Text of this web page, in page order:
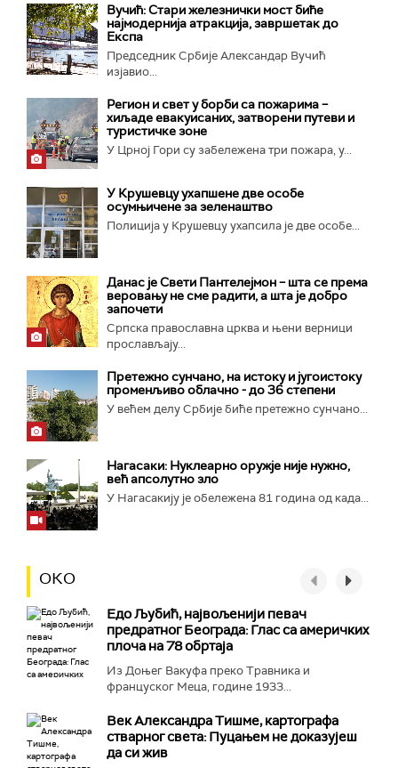
Вучић: Стари железнички мост биће
најмодернија атракција, завршетак до
Експа
Председник Србије Александар Вучић
изјавио...
Регион и свет у борби са пожарима –
хиљаде евакуисаних, затворени путеви и
туристичке зоне
У Црној Гори су забележена три пожара, у...
У Крушевцу ухапшене две особе
осумњичене за зеленаштво
Полиција у Крушевцу ухапсила је две особе...
Данас је Свети Пантелејмон – шта се према
веровању не сме радити, а шта је добро
започети
Српска православна црква и њени верници
прослављају...
Претежно сунчано, на истоку и југоистоку
променљиво облачно - до 36 степени
У већем делу Србије биће претежно сунчано...
Нагасаки: Нуклеарно оружје није нужно,
већ апсолутно зло
У Нагасакију је обележена 81 година од када...
ОКО
Едо Љубић, највољенији певач
предратног Београда: Глас са америчких
плоча на 78 обртаја
Из Доњег Вакуфа преко Травника и
француског Меца, године 1933...
Век Александра Тишме, картографа
стварног света: Пуцањем не доказујеш
да си жив